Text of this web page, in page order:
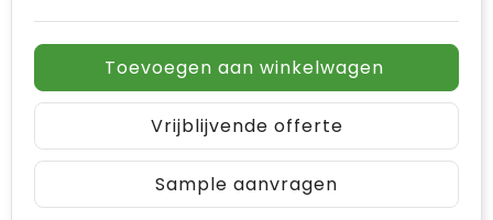
Toevoegen aan winkelwagen
Vrijblijvende offerte
Sample aanvragen